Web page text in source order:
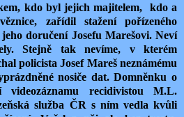
kdo byl jejich majitelem, kdo a
zařídil stažení pořízeného
doručení Josefu Marešovi. Neví
Stejně tak nevíme, v kterém
policista Josef Mareš neznámému
nosiče dat. Domněnku o
videozáznamu recidivistou M.L.
služba ČR s ním vedla kvůli